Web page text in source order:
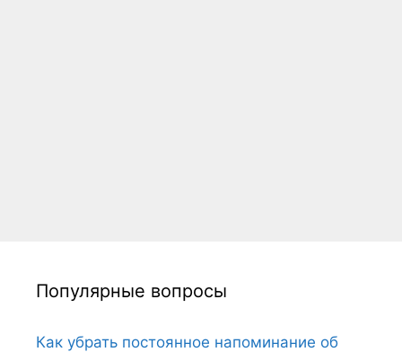
Популярные вопросы
Как убрать постоянное напоминание об